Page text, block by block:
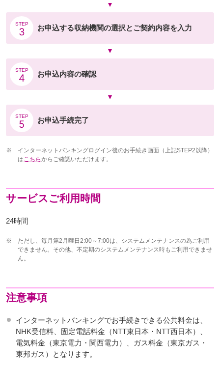
STEP
3 お申込する収納機関の選択とご契約内容を入力
STEP
4 お申込内容の確認
STEP
5 お申込手続完了
※
インターネットバンキングログイン後のお手続き画面（上記STEP2以降）
はこちらからご確認いただけます。
サービスご利用時間
24時間
※
ただし、毎月第2月曜日2:00～7:00は、システムメンテナンスの為ご利用
できません。その他、不定期のシステムメンテナンス時もご利用できませ
ん。
注意事項
インターネットバンキングでお手続きできる公共料金は、
NHK受信料、固定電話料金（NTT東日本・NTT西日本）、
電気料金（東京電力・関西電力）、ガス料金（東京ガス・
東邦ガス）となります。